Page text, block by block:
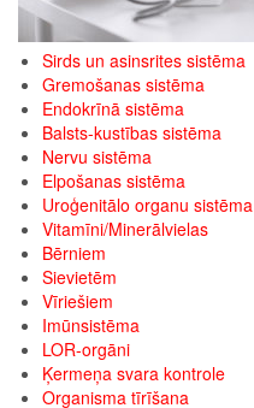
Sirds un asinsrites sistēma
Gremošanas sistēma
Endokrīnā sistēma
Balsts-kustības sistēma
Nervu sistēma
Elpošanas sistēma
Uroģenitālo organu sistēma
Vitamīni/Minerālvielas
Bērniem
Sievietēm
Vīriešiem
Imūnsistēma
LOR-orgāni
Ķermeņa svara kontrole
Organisma tīrīšana